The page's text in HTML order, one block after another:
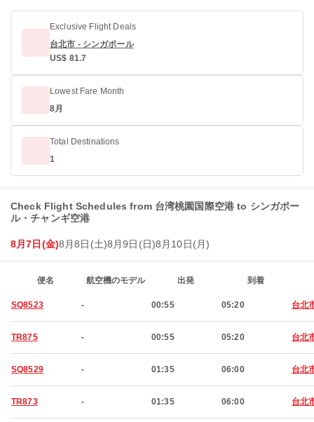
Exclusive Flight Deals
台北市 - シンガポール
US$ 81.7
Lowest Fare Month
8月
Total Destinations
1
Check Flight Schedules from 台湾桃園国際空港 to シンガポー
ル・チャンギ空港
8月7日(金)8月8日(土)8月9日(日)8月10日(月)
便名 航空機のモデル 出発 到着
SQ8523 - 00:55 05:20 台北
TR875 - 00:55 05:20 台北
SQ8529 - 01:35 06:00 台北
TR873 - 01:35 06:00 台北